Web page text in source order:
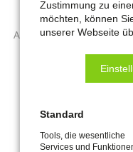
Beirat
Arbeiten im Jobcenter
Zustimmung zu
möchten, können
unserer Webseite
Standard
Tools, die wesentliche
Services und